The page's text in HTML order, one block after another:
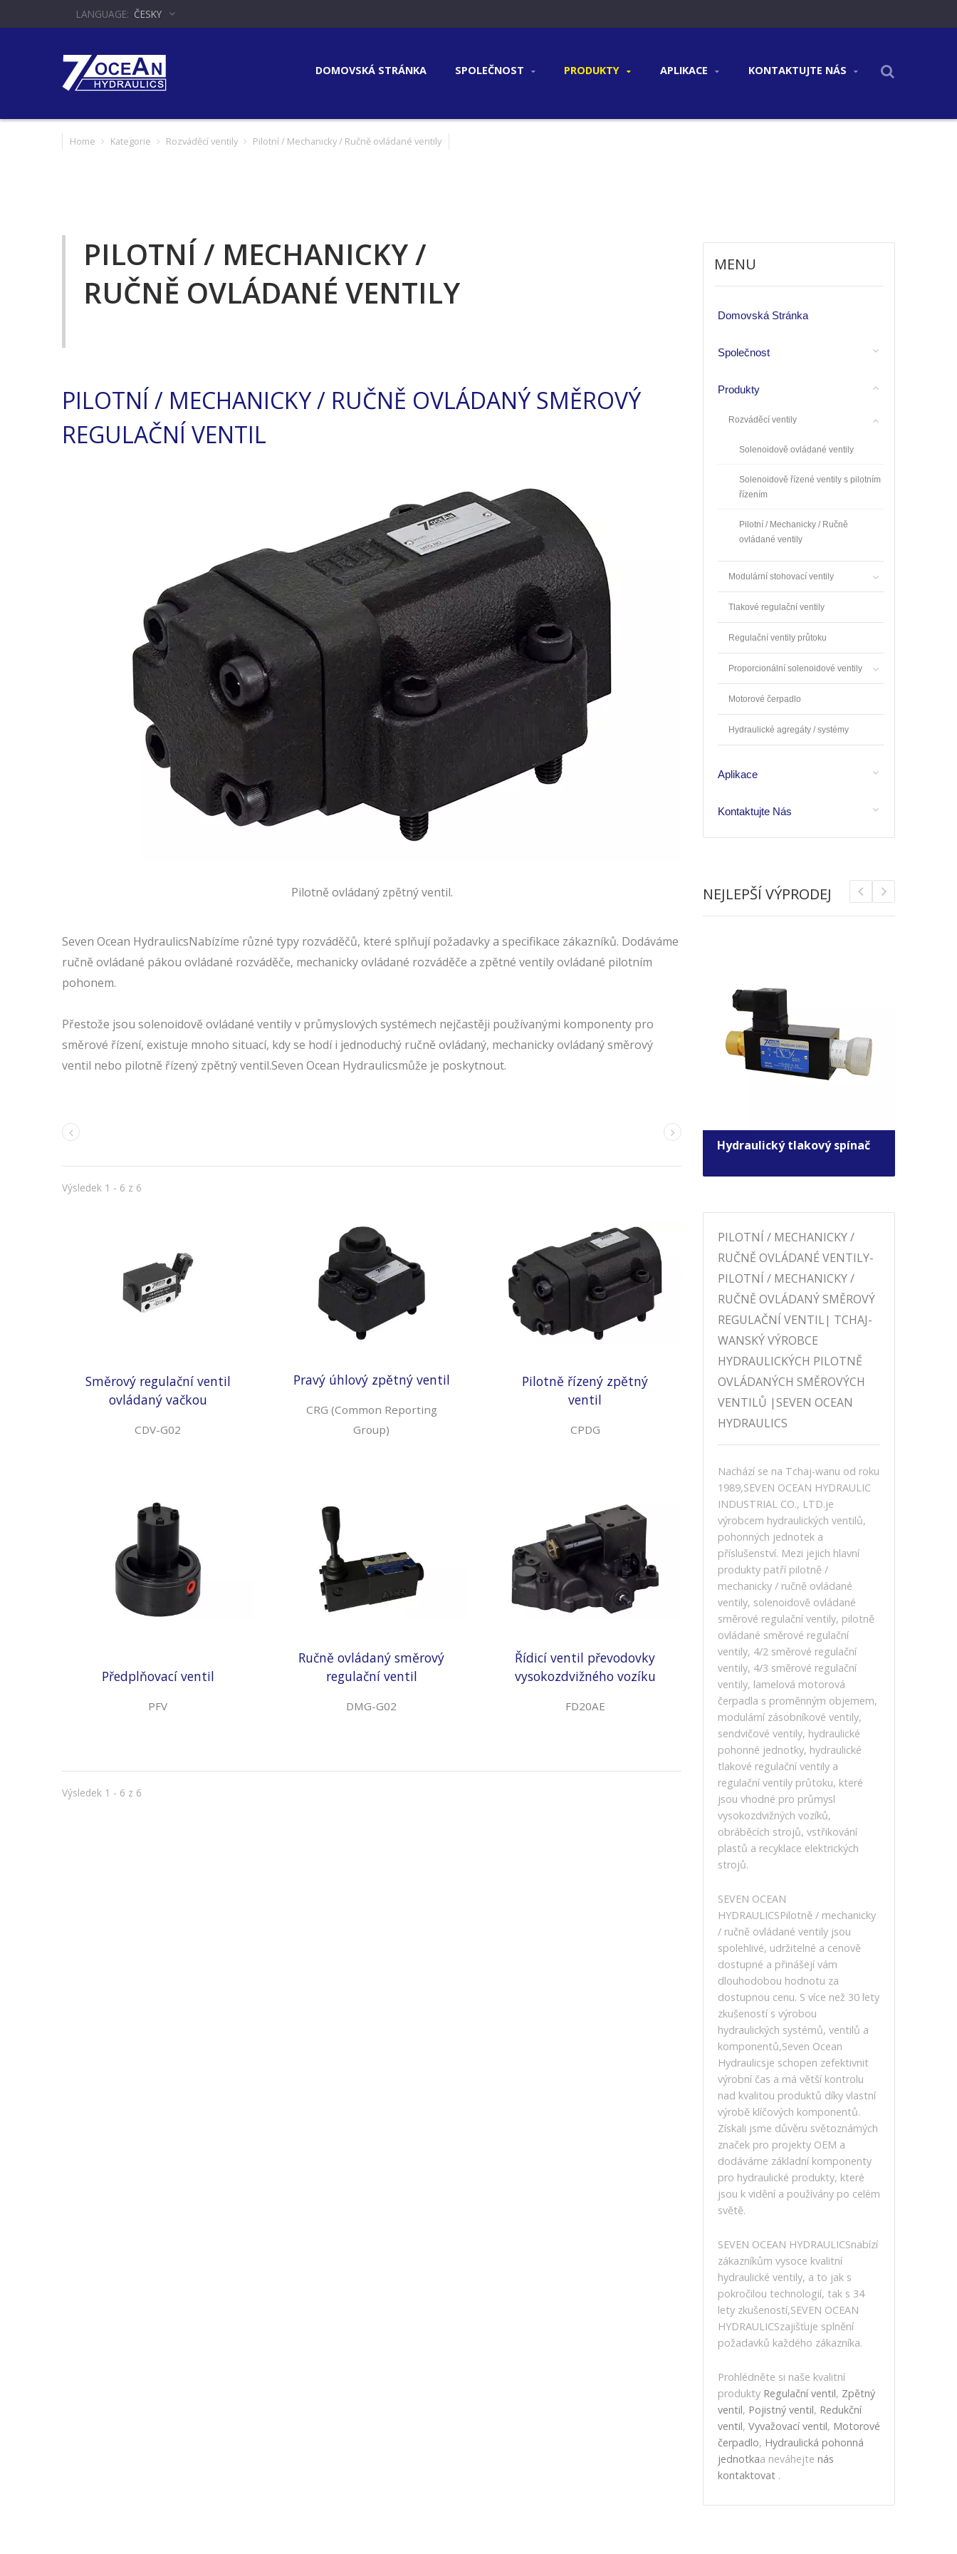
ČESKY
DOMOVSKÁ STRÁNKA SPOLEČNOST PRODUKTY APLIKACE KONTAKTUJTE NÁS
Home Kategorie Rozváděcí ventily Pilotní / Mechanicky / Ručně ovládané ventily
PILOTNÍ / MECHANICKY /
RUČNĚ OVLÁDANÉ VENTILY
PILOTNÍ / MECHANICKY / RUČNĚ OVLÁDANÝ SMĚROVÝ
REGULAČNÍ VENTIL
Pilotně ovládaný zpětný ventil.
Seven Ocean HydraulicsNabízíme různé typy rozváděčů, které splňují požadavky a specifikace zákazníků. Dodáváme
ručně ovládané pákou ovládané rozváděče, mechanicky ovládané rozváděče a zpětné ventily ovládané pilotním
pohonem.
Přestože jsou solenoidově ovládané ventily v průmyslových systémech nejčastěji používanými komponenty pro
směrové řízení, existuje mnoho situací, kdy se hodí i jednoduchý ručně ovládaný, mechanicky ovládaný směrový
ventil nebo pilotně řízený zpětný ventil.Seven Ocean Hydraulicsmůže je poskytnout.
Výsledek 1 - 6 z 6
Směrový regulační ventil
ovládaný vačkou
CDV-G02
Pravý úhlový zpětný ventil
CRG (Common Reporting
Group)
Pilotně řízený zpětný
ventil
CPDG
Předplňovací ventil
PFV
Ručně ovládaný směrový
regulační ventil
DMG-G02
Řídicí ventil převodovky
vysokozdvižného vozíku
FD20AE
Výsledek 1 - 6 z 6
MENU
Domovská Stránka
Společnost
Produkty
Rozváděcí ventily
Solenoidově ovládané ventily
Solenoidově řízené ventily s pilotním
řízením
Pilotní / Mechanicky / Ručně
ovládané ventily
Modulární stohovací ventily
Tlakové regulační ventily
Regulační ventily průtoku
Proporcionální solenoidové ventily
Motorové čerpadlo
Hydraulické agregáty / systémy
Aplikace
Kontaktujte Nás
NEJLEPŠÍ VÝPRODEJ
Hydraulický tlakový spínač
PILOTNÍ / MECHANICKY /
RUČNĚ OVLÁDANÉ VENTILY-
PILOTNÍ / MECHANICKY /
RUČNĚ OVLÁDANÝ SMĚROVÝ
REGULAČNÍ VENTIL| TCHAJ-
WANSKÝ VÝROBCE
HYDRAULICKÝCH PILOTNĚ
OVLÁDANÝCH SMĚROVÝCH
VENTILŮ |SEVEN OCEAN
HYDRAULICS
Nachází se na Tchaj-wanu od roku
1989,SEVEN OCEAN HYDRAULIC
INDUSTRIAL CO., LTD.je
výrobcem hydraulických ventilů,
pohonných jednotek a
příslušenství. Mezi jejich hlavní
produkty patří pilotně /
mechanicky / ručně ovládané
ventily, solenoidově ovládané
směrové regulační ventily, pilotně
ovládané směrové regulační
ventily, 4/2 směrové regulační
ventily, 4/3 směrové regulační
ventily, lamelová motorová
čerpadla s proměnným objemem,
modulární zásobníkové ventily,
sendvičové ventily, hydraulické
pohonné jednotky, hydraulické
tlakové regulační ventily a
regulační ventily průtoku, které
jsou vhodné pro průmysl
vysokozdvižných vozíků,
obráběcích strojů, vstřikování
plastů a recyklace elektrických
strojů.
SEVEN OCEAN
HYDRAULICSPilotně / mechanicky
/ ručně ovládané ventily jsou
spolehlivé, udržitelné a cenově
dostupné a přinášejí vám
dlouhodobou hodnotu za
dostupnou cenu. S více než 30 lety
zkušeností s výrobou
hydraulických systémů, ventilů a
komponentů,Seven Ocean
Hydraulicsje schopen zefektivnit
výrobní čas a má větší kontrolu
nad kvalitou produktů díky vlastní
výrobě klíčových komponentů.
Získali jsme důvěru světoznámých
značek pro projekty OEM a
dodáváme základní komponenty
pro hydraulické produkty, které
jsou k vidění a používány po celém
světě.
SEVEN OCEAN HYDRAULICSnabízí
zákazníkům vysoce kvalitní
hydraulické ventily, a to jak s
pokročilou technologií, tak s 34
lety zkušeností,SEVEN OCEAN
HYDRAULICSzajišťuje splnění
požadavků každého zákazníka.
Prohlédněte si naše kvalitní
produkty Regulační ventil, Zpětný
ventil, Pojistný ventil, Redukční
ventil, Vyvažovací ventil, Motorové
čerpadlo, Hydraulická pohonná
jednotkaa neváhejte nás
kontaktovat .